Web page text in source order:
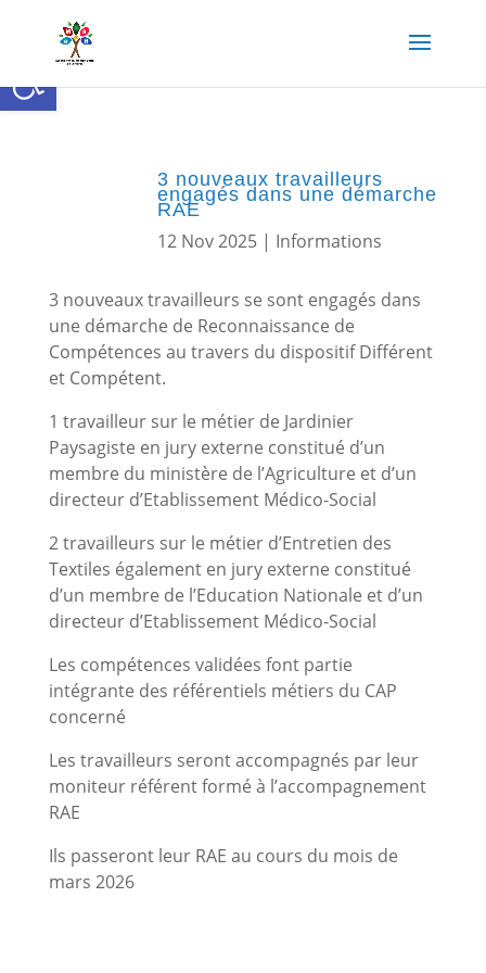
Ouvrir la barre d’outils
3 nouveaux travailleurs
engagés dans une démarche
RAE
12 Nov 2025| Informations
3 nouveaux travailleurs se sont engagés dans
une démarche de Reconnaissance de
Compétences au travers du dispositif Différent
et Compétent.
1 travailleur sur le métier de Jardinier
Paysagiste en jury externe constitué d’un
membre du ministère de l’Agriculture et d’un
directeur d’Etablissement Médico-Social
2 travailleurs sur le métier d’Entretien des
Textiles également en jury externe constitué
d’un membre de l’Education Nationale et d’un
directeur d’Etablissement Médico-Social
Les compétences validées font partie
intégrante des référentiels métiers du CAP
concerné
Les travailleurs seront accompagnés par leur
moniteur référent formé à l’accompagnement
RAE
Ils passeront leur RAE au cours du mois de
mars 2026